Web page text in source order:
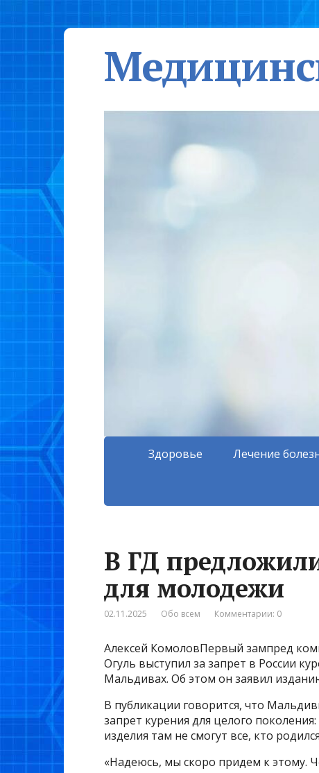
Здоровье Лечение
В ГД
для молодежи
02.11.2025 Обо всем Комментарии: 0
Алексей КомоловПервый зампред
Огуль выступил за запрет в России
Мальдивах. Об этом он заявил
В публикации говорится, что
запрет курения для целого
изделия там не смогут все, кто
«Надеюсь, мы скоро придем к этому.